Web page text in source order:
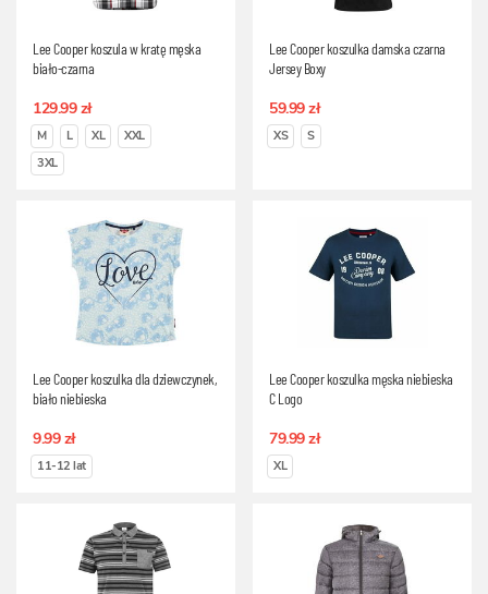
Lee Cooper koszula w kratę męska
biało-czarna
129.99 zł
M L XL
XXL
3XL
Lee Cooper koszulka damska czarna
Jersey Boxy
59.99 zł
XS S
Lee Cooper koszulka dla dziewczynek,
biało niebieska
9.99 zł
11-12 lat
Lee Cooper koszulka męska niebieska
C Logo
79.99 zł
XL